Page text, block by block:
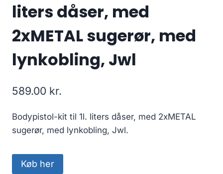
liters dåser, med
2xMETAL sugerør, med
lynkobling, Jwl
589.00 kr.
Bodypistol-kit til 1l. liters dåser, med 2xMETAL
sugerør, med lynkobling, Jwl.
Køb her